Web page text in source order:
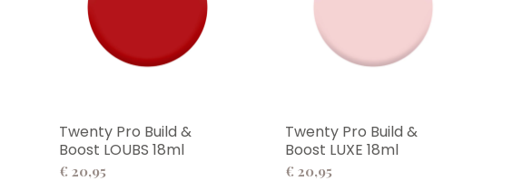
Twenty Pro Build &
Boost LOUBS 18ml
€ 20,95
Twenty Pro Build &
Boost LUXE 18ml
€ 20,95